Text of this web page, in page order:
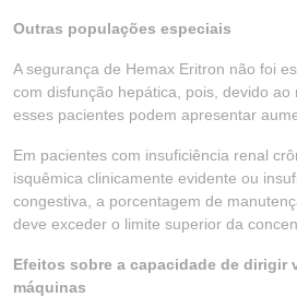
Outras populações especiais
A segurança de Hemax Eritron não foi
com disfunção hepática, pois, devido ao
esses pacientes podem apresentar
Em pacientes com insuficiência renal
isquêmica clinicamente evidente ou
congestiva, a porcentagem de
deve exceder o limite superior da
Efeitos sobre a capacidade de dirigir
máquinas